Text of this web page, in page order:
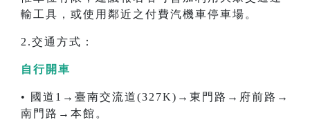
輸工具，或使用鄰近之付費汽機車停車場。
2.交通方式：
自行開車
• 國道1→臺南交流道(327K)→東門路→府前路→
南門路→本館。